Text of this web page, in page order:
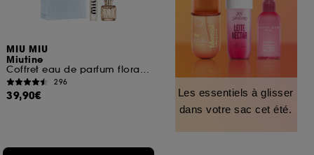
MIU MIU
Miutine
Coffret eau de parfum florale pour femme
296
39,90€
Les essentiels à glisser
dans votre sac cet été.